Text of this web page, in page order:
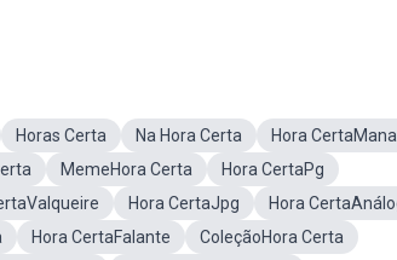
Horas Certa Na Hora Certa
Hora
MemeHora Certa
Hora CertaPg
Hora CertaJpg
Hora
Hora CertaFalante
ColeçãoHora Certa